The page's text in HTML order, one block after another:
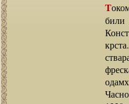
Током владавине калифа ал-Хакима (996-1021) многи манастири у Јерусалиму и околини су
били